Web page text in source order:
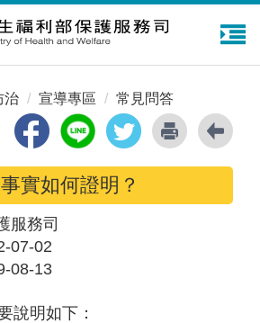
治 宣導專區 常見問答
實如何證明？
服務司
07-02
08-13
說明如下：